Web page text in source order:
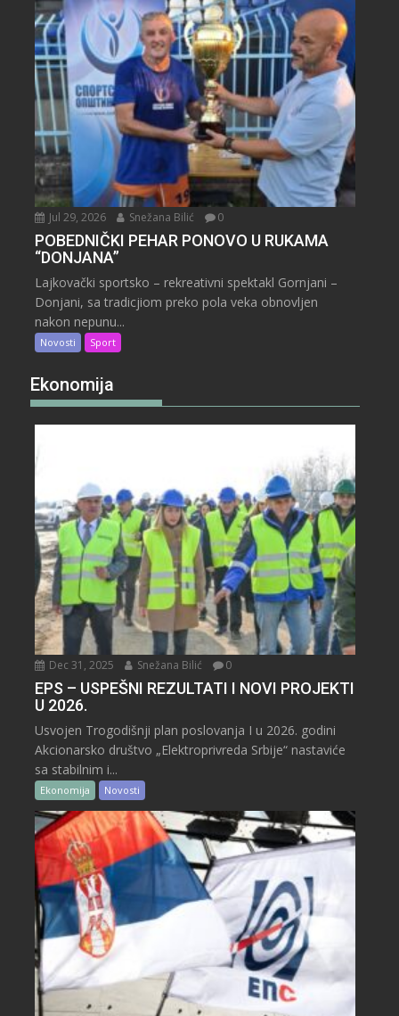
Jul 29, 2026 Snežana Bilić 0
POBEDNIČKI PEHAR PONOVO U RUKAMA
“DONJANA”
Lajkovački sportsko – rekreativni spektakl Gornjani –
Donjani, sa tradicjiom preko pola veka obnovljen
nakon nepunu...
Novosti Sport
Ekonomija
Dec 31, 2025 Snežana Bilić 0
EPS – USPEŠNI REZULTATI I NOVI PROJEKTI
U 2026.
Usvojen Trogodišnji plan poslovanja I u 2026. godini
Akcionarsko društvo „Elektroprivreda Srbije“ nastaviće
sa stabilnim i...
Ekonomija Novosti